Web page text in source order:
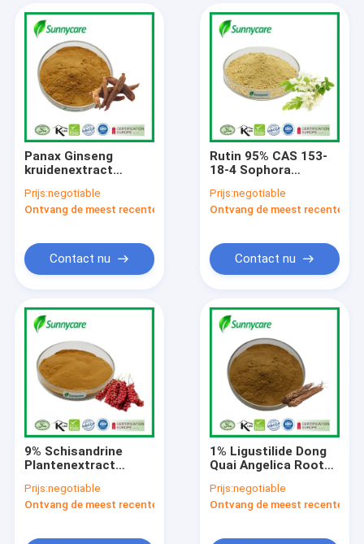
Panax Ginseng
kruidenextract
rode ginseng poeder
Prijs:negotiable
Ontvang de meest recente Prijs
Contact nu
Rutin 95% CAS 153-
18-4 Sophora
Bloemsextract NF11
Rutin poeder
Prijs:negotiable
Ontvang de meest recente
Contact nu
9% Schisandrine
Plantenextract
Chinensis Berry
Extract Poeder
Prijs:negotiable
Ontvang de meest recente Prijs
1% Ligustilide Dong
Quai Angelica Root
traditionele
aromatische kruid
Prijs:negotiable
Ontvang de meest recente